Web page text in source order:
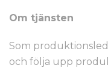
Om tjänsten
Som
och följa upp